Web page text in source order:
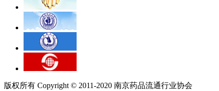
版权所有 Copyright © 2011-2020 南京药品流通行业协会